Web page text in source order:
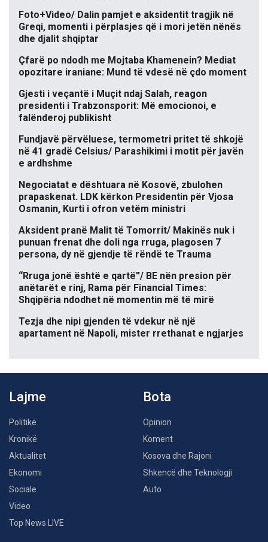
Foto+Video/ Dalin pamjet e aksidentit tragjik në
Greqi, momenti i përplasjes që i mori jetën nënës
dhe djalit shqiptar
Çfarë po ndodh me Mojtaba Khamenein? Mediat
opozitare iraniane: Mund të vdesë në çdo moment
Gjesti i veçantë i Muçit ndaj Salah, reagon
presidenti i Trabzonsporit: Më emocionoi, e
falënderoj publikisht
Fundjavë përvëluese, termometri pritet të shkojë
në 41 gradë Celsius/ Parashikimi i motit për javën
e ardhshme
Negociatat e dështuara në Kosovë, zbulohen
prapaskenat. LDK kërkon Presidentin për Vjosa
Osmanin, Kurti i ofron vetëm ministri
Aksident pranë Malit të Tomorrit/ Makinës nuk i
punuan frenat dhe doli nga rruga, plagosen 7
persona, dy në gjendje të rëndë te Trauma
“Rruga jonë është e qartë”/ BE nën presion për
anëtarët e rinj, Rama për Financial Times:
Shqipëria ndodhet në momentin më të mirë
Tezja dhe nipi gjenden të vdekur në një
apartament në Napoli, mister rrethanat e ngjarjes
Lajme
Politikë
Kronikë
Aktualitet
Ekonomi
Sociale
Video
Top News LIVE
Bota
Opinion
Koment
Kosova dhe Rajoni
Shkencë dhe Teknologji
Auto